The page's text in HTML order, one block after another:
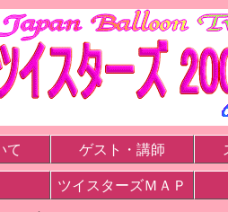
て ゲスト・講師
ツイスターズＭＡＰ